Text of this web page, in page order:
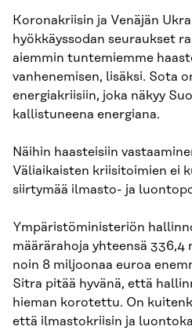
Koronakriisin ja Venäjän
hyökkäyssodan seuraukset
aiemmin tuntemiemme
vanhenemisen, lisäksi. Sota
energiakriisiin, joka näkyy
kallistuneena energiana.
Näihin haasteisiin
Väliaikaisten kriisitoimien ei
siirtymää ilmasto- ja
Ympäristöministeriön
määrärahoja yhteensä 336,4
noin 8 miljoonaa euroa
Sitra pitää hyvänä, että
hieman korotettu. On
että ilmastokriisin ja